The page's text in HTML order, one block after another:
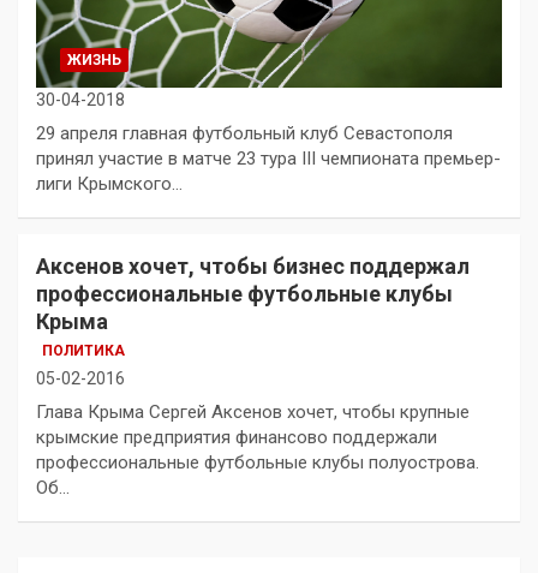
ЖИЗНЬ
30-04-2018
29 апреля главная футбольный клуб Севастополя
принял участие в матче 23 тура III чемпионата премьер-
лиги Крымского…
Аксенов хочет, чтобы бизнес поддержал
профессиональные футбольные клубы
Крыма
ПОЛИТИКА
05-02-2016
Глава Крыма Сергей Аксенов хочет, чтобы крупные
крымские предприятия финансово поддержали
профессиональные футбольные клубы полуострова.
Об…